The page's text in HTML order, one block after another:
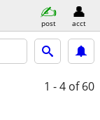
post acct
1 - 4 of 60